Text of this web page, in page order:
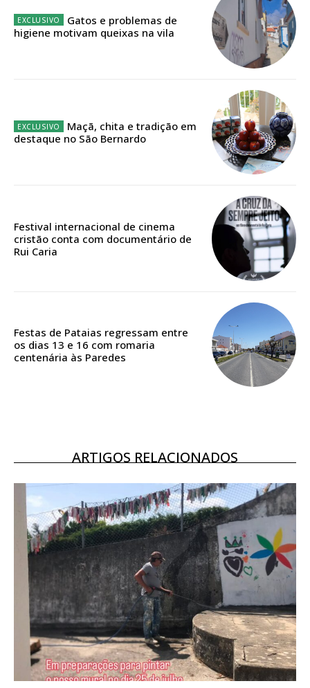
32€
Edição em papel entregue à Quinta-feira em sua
Acesso ao conteúdo online
Acesso aos conteúdos Exclusivos para
Escolha o plano
DIGITAL ANUAL
16
Acesso aos conteúdos Exclusivos para
Ofertas para assinatura anual
Escolha o plano
Gatos e problemas de
higiene motivam queixas na vila
Maçã, chita e tradição em
destaque no São Bernardo
Festival internacional de cinema
cristão conta com documentário de
Rui Caria
Festas de Pataias regressam entre
os dias 13 e 16 com romaria
centenária às Paredes
ARTIGOS RELACIONADOS